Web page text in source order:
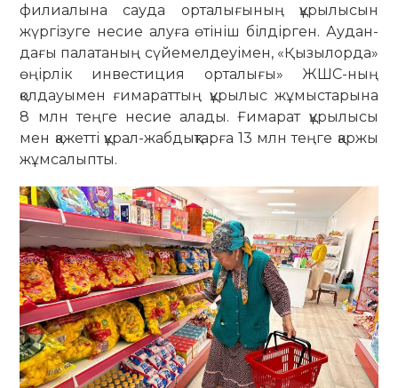
филиалына сауда ор­талығының құрылысын
жүр­гі­зуге несие алуға өтініш біл­дір­ген. Ау­дан­
дағы палатаның сүйемел­деуімен, «Қызылорда»
өңірлік инвестиция орталығы» ЖШС-ның
қолдауымен ғимараттың құрылыс жұмыстарына
8 млн теңге несие алады. Ғимарат құры­лысы
мен қажетті құрал-жабдықтарға 13 млн теңге қаржы
жұмсалыпты.